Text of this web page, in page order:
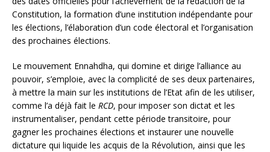
Constitution, la formation d’une institution indépendante pour
les élections, l’élaboration d’un code électoral et l’organisation
des prochaines élections.
Le mouvement Ennahdha, qui domine et dirige l’alliance au
pouvoir, s’emploie, avec la complicité de ses deux partenaires,
à mettre la main sur les institutions de l’Etat afin de les utiliser,
comme l’a déjà fait le RCD, pour imposer son dictat et les
instrumentaliser, pendant cette période transitoire, pour
gagner les prochaines élections et instaurer une nouvelle
dictature qui liquide les acquis de la Révolution, ainsi que les